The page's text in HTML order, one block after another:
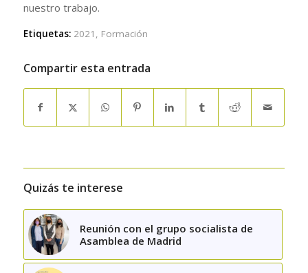
nuestro trabajo.
Etiquetas: 2021 , Formación
Compartir esta entrada
Quizás te interese
Reunión con el grupo socialista de
Asamblea de Madrid